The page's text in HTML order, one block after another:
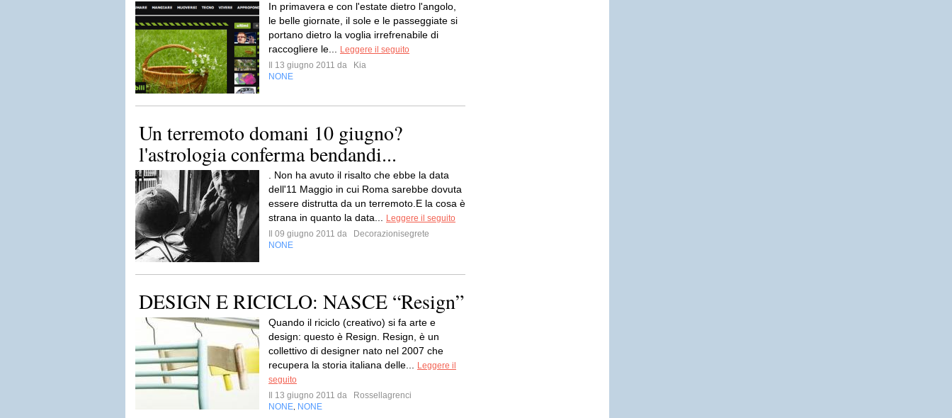
In primavera e con l'estate dietro l'angolo,
le belle giornate, il sole e le passeggiate si
portano dietro la voglia irrefrenabile di
raccogliere le...
Leggere il seguito
Il 13 giugno 2011 da
Kia
NONE
Un terremoto domani 10 giugno?
l'astrologia conferma bendandi...
. Non ha avuto il risalto che ebbe la data
dell'11 Maggio in cui Roma sarebbe dovuta
essere distrutta da un terremoto.E la cosa è
strana in quanto la data...
Leggere il seguito
Il 09 giugno 2011 da
Decorazionisegrete
NONE
DESIGN E RICICLO: NASCE “Resign”
Quando il riciclo (creativo) si fa arte e
design: questo è Resign. Resign, è un
collettivo di designer nato nel 2007 che
recupera la storia italiana delle...
Leggere il
seguito
Il 13 giugno 2011 da
Rossellagrenci
NONE NONE